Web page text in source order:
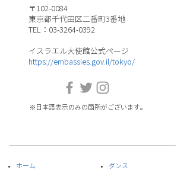
〒102-0084
東京都千代田区二番町3番地
TEL：03-3264-0392
イスラエル大使館公式ページ
https://embassies.gov.il/tokyo/
ホーム
ダンス
※日本語表示のみの箇所がございます。